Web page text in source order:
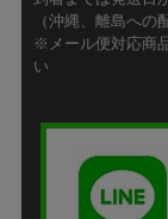
（沖縄、離島への
※メール便対応商
い